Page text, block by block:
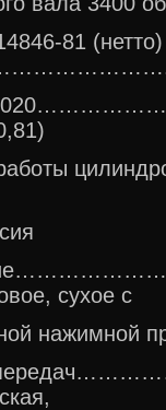
81 (нетто)
работы
сухое с
нажимной